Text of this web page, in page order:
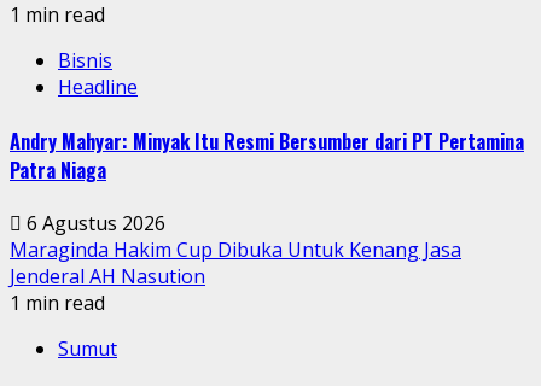
1 min read
Bisnis
Headline
Andry Mahyar: Minyak Itu Resmi Bersumber dari PT Pertamina
Patra Niaga
6 Agustus 2026
Maraginda Hakim Cup Dibuka Untuk Kenang Jasa
Jenderal AH Nasution
1 min read
Sumut